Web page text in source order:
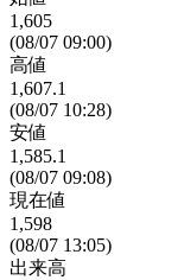
1,605
(08/07 09:00)
高値
1,607.1
(08/07 10:28)
安値
1,585.1
(08/07 09:08)
現在値
1,598
(08/07 13:05)
出来高